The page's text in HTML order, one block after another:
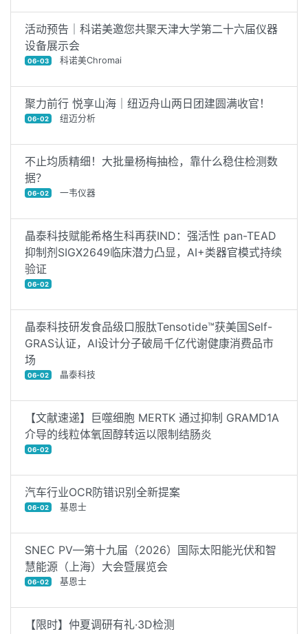
活动预告｜科诺美邀您共聚天津大学第二十六届仪器
设备展示会
06-03 科诺美Chromai
聚力前行 悦享山海｜纽迈舟山两日团建圆满收官！
06-02 纽迈分析
不止均质精细！大批量杨梅抽检，靠什么稳住检测数
据？
06-02 一韦仪器
晶泰科技赋能希格生科再获IND：强活性 pan-TEAD
抑制剂SIGX2649临床潜力凸显，AI+类器官模式持续
验证
06-02
晶泰科技研发食品级口服肽Tensotide™获美国Self-
GRAS认证，AI设计分子破局千亿代谢健康消费品市
场
06-02 晶泰科技
【文献速递】巨噬细胞 MERTK 通过抑制 GRAMD1A
介导的线粒体氧固醇转运以限制结肠炎
06-02
汽车行业OCR防错识别全新提案
06-02 基恩士
SNEC PV—第十九届（2026）国际太阳能光伏和智
慧能源（上海）大会暨展览会
06-02 基恩士
【限时】仲夏调研有礼·3D检测